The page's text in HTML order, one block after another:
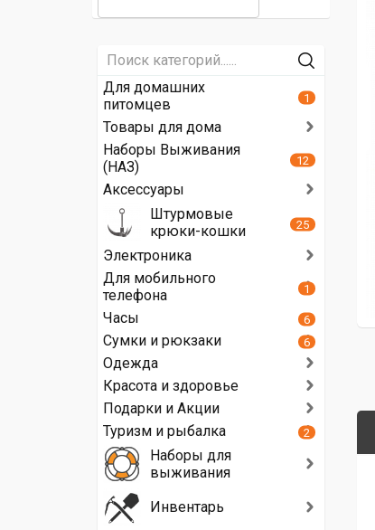
Для домашних
питомцев
1
Товары для дома
Наборы Выживания
(НАЗ)
12
Аксессуары
Штурмовые
крюки-кошки
25
Электроника
Для мобильного
телефона
1
Часы 6
Сумки и рюкзаки 6
Одежда
Красота и здоровье
Подарки и Акции
Туризм и рыбалка
2
Наборы для
выживания
Инвентарь